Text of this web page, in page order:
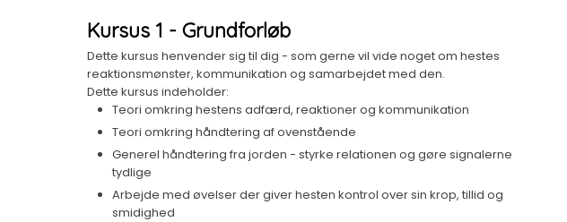
Kursus 1 - Grundforløb
​Dette kursus henvender sig til dig - som gerne vil vide noget om hestes
reaktionsmønster, kommunikation og samarbejdet med den. ​
Dette kursus indeholder:
​Teori omkring hestens adfærd, reaktioner og kommunikation
​Teori omkring håndtering af ovenstående
Generel håndtering fra jorden - styrke relationen og gøre signalerne
tydlige
​Arbejde med øvelser der giver hesten kontrol over sin krop, tillid og
smidighed